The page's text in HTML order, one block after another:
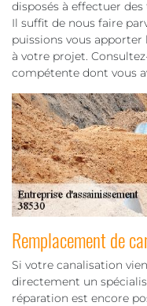
disposés à effectuer
Il suffit de nous faire
puissions vous apporter
à votre projet.
compétente dont vous
Remplacement de
Si votre canalisation
directement un
réparation est encore